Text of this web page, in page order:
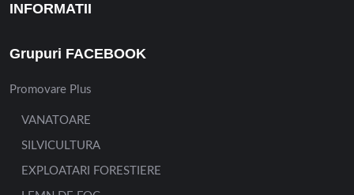
INFORMATII
Grupuri FACEBOOK
Promovare Plus
VANATOARE
SILVICULTURA
EXPLOATARI FORESTIERE